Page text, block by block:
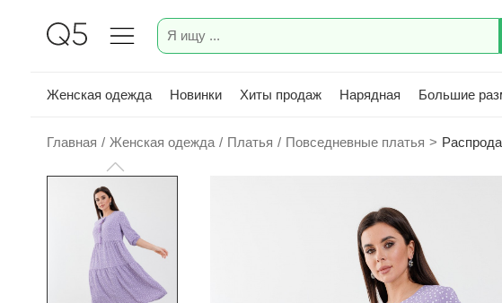
Женская одежда Новинки Хиты продаж Нарядная Большие
Главная / Женская одежда / Платья / Повседневные платья >